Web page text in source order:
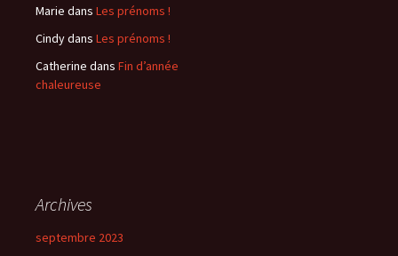
Marie dans Les prénoms !
Cindydans Les prénoms !
Catherine dans Fin d’année
chaleureuse
Archives
septembre 2023